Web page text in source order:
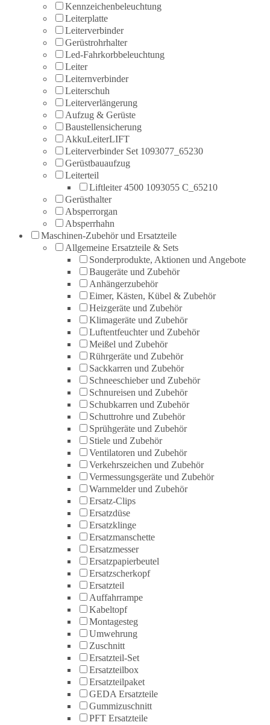
Kennzeichenbeleuchtung
Leiterplatte
Leiterverbinder
Gerüstrohrhalter
Led-Fahrkorbbeleuchtung
Leiter
Leiternverbinder
Leiterschuh
Leiterverlängerung
Aufzug & Gerüste
Baustellensicherung
AkkuLeiterLIFT
Leiterverbinder Set 1093077_65230
Gerüstbauaufzug
Leiterteil
Liftleiter 4500 1093055 C_65210
Gerüsthalter
Absperrorgan
Absperrhahn
Maschinen-Zubehör und Ersatzteile
Allgemeine Ersatzteile & Sets
Sonderprodukte, Aktionen und Angebote
Baugeräte und Zubehör
Anhängerzubehör
Eimer, Kästen, Kübel & Zubehör
Heizgeräte und Zubehör
Klimageräte und Zubehör
Luftentfeuchter und Zubehör
Meißel und Zubehör
Rührgeräte und Zubehör
Sackkarren und Zubehör
Schneeschieber und Zubehör
Schnureisen und Zubehör
Schubkarren und Zubehör
Schuttrohre und Zubehör
Sprühgeräte und Zubehör
Stiele und Zubehör
Ventilatoren und Zubehör
Verkehrszeichen und Zubehör
Vermessungsgeräte und Zubehör
Warnmelder und Zubehör
Ersatz-Clips
Ersatzdüse
Ersatzklinge
Ersatzmanschette
Ersatzmesser
Ersatzpapierbeutel
Ersatzscherkopf
Ersatzteil
Auffahrrampe
Kabeltopf
Montagesteg
Umwehrung
Zuschnitt
Ersatzteil-Set
Ersatzteilbox
Ersatzteilpaket
GEDA Ersatzteile
Gummizuschnitt
PFT Ersatzteile